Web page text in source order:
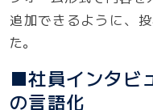
追加できるように、
た。
■社員インタビ
の言語化